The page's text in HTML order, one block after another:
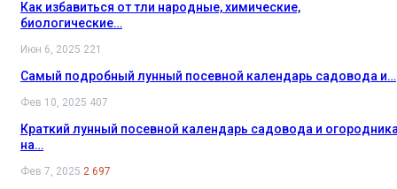
Как избавиться от тли народные, химические,
биологические…
Июн 6, 2025 221
Самый подробный лунный посевной календарь садовода и…
Фев 10, 2025 407
Краткий лунный посевной календарь садовода и
на…
Фев 7, 2025 2 697